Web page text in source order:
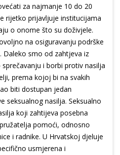
za najmanje 10 do 20
rijetko prijavljuje institucijama
o onome što su doživjele.
na osiguravanju podrške
Daleko smo od zahtjeva iz
i borbi protiv nasilja
prema kojoj bi na svakih
biti dostupan jedan
seksualnog nasilja. Seksualno
koji zahtijeva posebna
pomoći, odnosno
i radnike. U Hrvatskoj djeluje
usmjerena i